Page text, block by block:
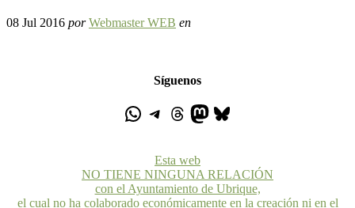
08 Jul 2016 por Webmaster WEB en
Síguenos
Esta web
NO TIENE NINGUNA RELACIÓN
con el Ayuntamiento de Ubrique,
el cual no ha colaborado económicamente en la creación ni en el